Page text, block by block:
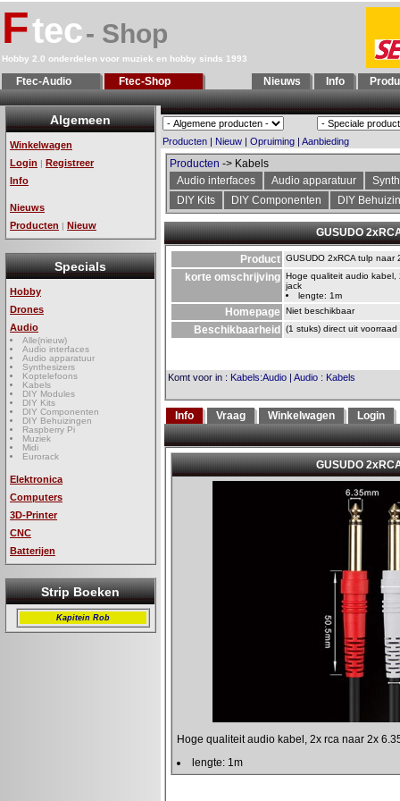
Ftec- Shop
Hobby 2.0 onderdelen voor muziek en hobby sinds 1993
Ftec-Audio Ftec-Shop Nieuws Info
Algemeen
Winkelwagen
Login | Registreer
Info
Nieuws
Producten | Nieuw
Specials
Hobby
Drones
Audio
Alle(nieuw)
Audio interfaces
Audio apparatuur
Synthesizers
Koptelefoons
Kabels
DIY Modules
DIY Kits
DIY Componenten
DIY Behuizingen
Raspberry Pi
Muziek
Midi
Eurorack
Elektronica
Computers
3D-Printer
CNC
Batterijen
Strip Boeken
Kapitein Rob
Producten | Nieuw | Opruiming | Aanbieding
Producten -> Kabels
Audio interfaces
Audio apparatuur
DIY Kits
DIY Componenten DIY
GUSUDO
Product GUSUDO 2xRCA tulp naar
korte omschrijving Hoge qualiteit audio kabel,
jack
lengte: 1m
Homepage Niet beschikbaar
Beschikbaarheid (1 stuks) direct uit voorraad
Komt voor in : Kabels:Audio | Audio : Kabels
Info Vraag Winkelwagen Login